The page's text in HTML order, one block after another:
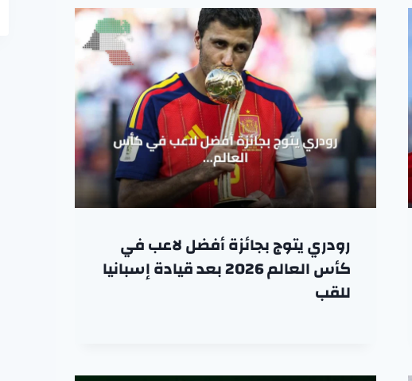
رودري يتوج بجائزة أفضل لاعب في
كأس العالم 2026 بعد قيادة إسبانيا
للقب